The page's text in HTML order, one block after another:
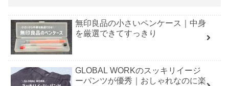
無印良品の小さいペンケース｜中身
を厳選できてすっきり
GLOBAL WORKのスッキリイージ
ーパンツが優秀｜おしゃれなのに楽